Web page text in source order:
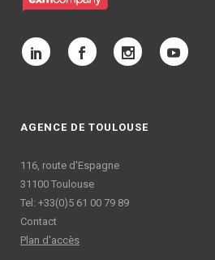
AGENCE DE TOULOUSE
116, route d'Espagne
31100 Toulouse
Tel: +33(0)5 61 00 79 89
Contact
Plan d'accès